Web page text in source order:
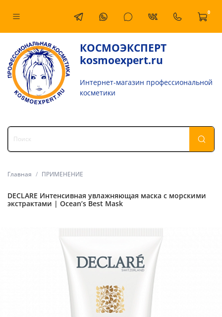
0
КОСМОЭКСПЕРТ
kosmoexpert.ru
Интернет-магазин профессиональной
косметики
Главная ПРИМЕНЕНИЕ
DECLARE Интенсивная увлажняющая маска с морскими
экстрактами | Ocean’s Best Mask